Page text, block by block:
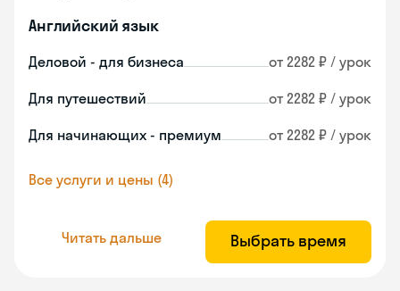
Английский язык
Деловой - для бизнеса от 2282 ₽ / урок
Для путешествий от 2282 ₽ / урок
Для начинающих - премиум от 2282 ₽ / урок
Все услуги и цены (4)
Читать дальше Выбрать время